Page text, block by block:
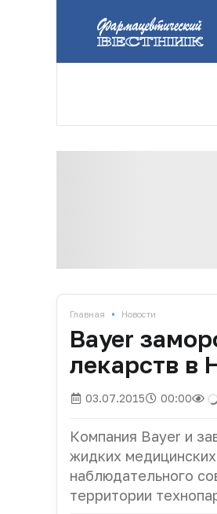
Главная • Новости
Bayer
лекарств в
03.07.2015 00:00
Компания Bayer и
жидких
наблюдательного
территории